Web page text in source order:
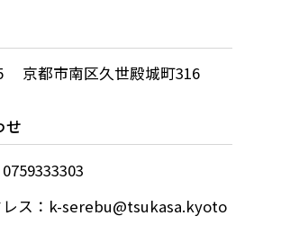
京都市南区久世殿城町316
せ
レス：k-serebu@tsukasa.kyoto